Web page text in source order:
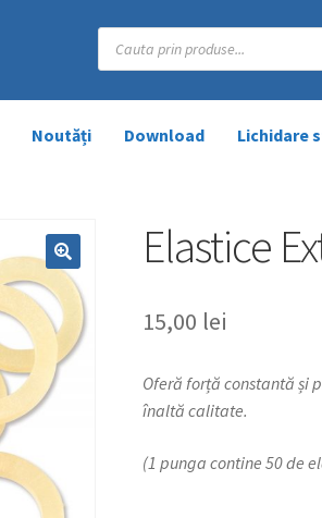
Products
search
Noutăți Download Lichidare
Elastice
15,00 lei
Oferă forță constantă și
înaltă calitate.
(1 punga contine 50 de